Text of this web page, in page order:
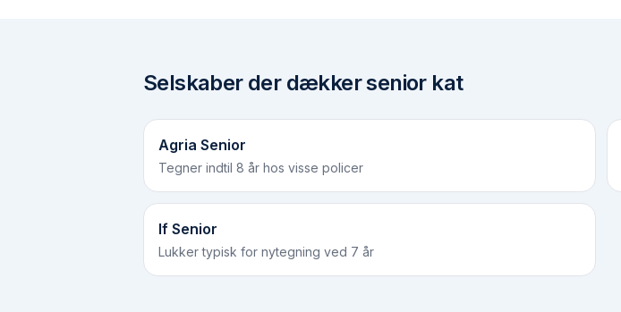
Selskaber der dækkersenior kat
Agria Senior
Tegner indtil 8 år hos visse policer
If Senior
Lukker typisk for nytegning ved 7 år